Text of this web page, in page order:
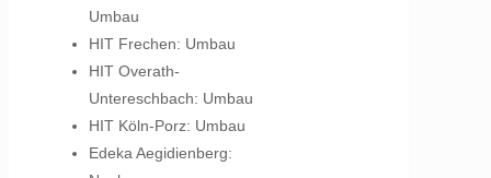
Umbau
HIT Frechen: Umbau
HIT Overath-
Untereschbach: Umbau
HIT Köln-Porz: Umbau
Edeka Aegidienberg: